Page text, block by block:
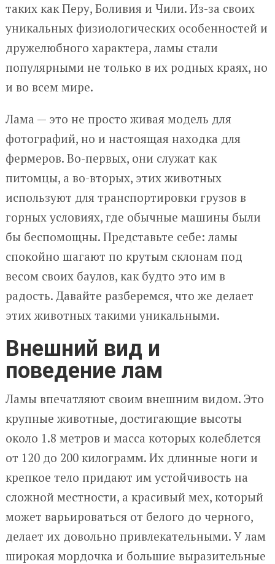
таких как Перу, Боливия и Чили. Из-за своих
уникальных физиологических особенностей и
дружелюбного характера, ламы стали
популярными не только в их родных краях, но
и во всем мире.
Лама — это не просто живая модель для
фотографий, но и настоящая находка для
фермеров. Во-первых, они служат как
питомцы, а во-вторых, этих животных
используют для транспортировки грузов в
горных условиях, где обычные машины были
бы беспомощны. Представьте себе: ламы
спокойно шагают по крутым склонам под
весом своих баулов, как будто это им в
радость. Давайте разберемся, что же делает
этих животных такими уникальными.
Внешний вид и
поведение лам
Ламы впечатляют своим внешним видом. Это
крупные животные, достигающие высоты
около 1.8 метров и масса которых колеблется
от 120 до 200 килограмм. Их длинные ноги и
крепкое тело придают им устойчивость на
сложной местности, а красивый мех, который
может варьироваться от белого до черного,
делает их довольно привлекательными. У лам
широкая мордочка и большие выразительные